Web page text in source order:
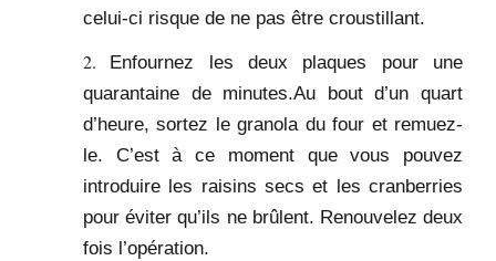
celui-ci risque de ne pas être croustillant.
Enfournez les deux plaques pour une
quarantaine de minutes.Au bout d’un quart
d’heure, sortez le granola du four et remuez-
le. C’est à ce moment que vous pouvez
introduire les raisins secs et les cranberries
pour éviter qu’ils ne brûlent. Renouvelez deux
fois l’opération.